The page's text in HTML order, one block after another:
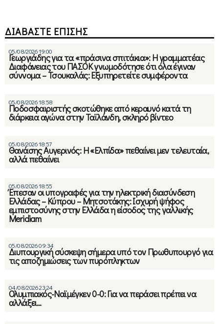
ΔΙΑΒΑΣΤΕ ΕΠΙΣΗΣ
05/08/2026 19:00
Γεωργιάδης για τα «πράσινα σπιτάκια»: Η γραμματέας
Διαφάνειας του ΠΑΣΟΚ γνωμοδότησε ότι όλα έγιναν
σύννομα – Τσουκαλάς: Εξυπηρετείτε συμφέροντα
05/08/2026 18:58
Ποδοσφαιριστής σκοτώθηκε από κεραυνό κατά τη
διάρκεια αγώνα στην Ταϊλάνδη, σκληρό βίντεο
05/08/2026 18:57
Θανάσης Αυγερινός: Η «Ελπίδα» πεθαίνει μεν τελευταία,
αλλά πεθαίνει
05/08/2026 18:55
Έπεσαν οι υπογραφές για την ηλεκτρική διασύνδεση
Ελλάδας – Κύπρου – Μητσοτάκης: Ισχυρή ψήφος
εμπιστοσύνης στην Ελλάδα η είσοδος της γαλλικής
Meridiam
05/08/2026 09:34
Διυπουργική σύσκεψη σήμερα υπό τον Πρωθυπουργό για
τις αποζημιώσεις των πυρόπληκτων
04/08/2026 23:24
Ολυμπιακός-Ναϊμέγκεν 0-0: Για να περάσει πρέπει να
αλλάξει…